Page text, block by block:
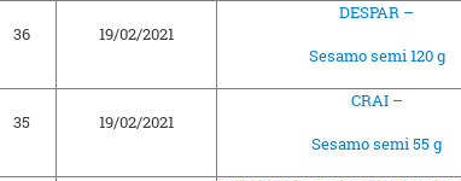
36 19/02/2021
DESPAR –
Sesamo semi 120 g
35 19/02/2021
CRAI –
Sesamo semi 55 g